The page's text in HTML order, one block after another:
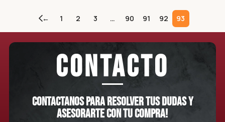
← 1 2 3 … 90 91 92 93
CONTACTO
Contactanos para resolver tus dudas y
asesorarte con tu compra!